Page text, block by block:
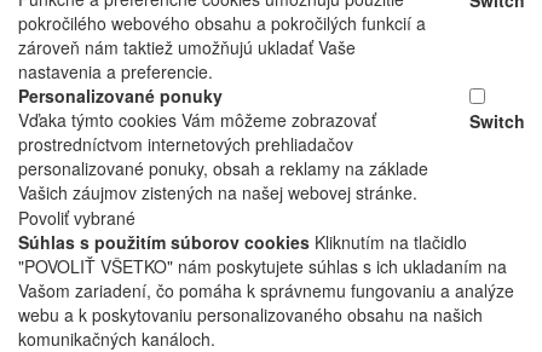
pokročilého webového obsahu a pokročilých funkcií a
zároveň nám taktiež umožňujú ukladať Vaše
nastavenia a preferencie.
Personalizované ponuky
Vďaka týmto cookies Vám môžeme zobrazovať
prostredníctvom internetových prehliadačov
personalizované ponuky, obsah a reklamy na základe
Vašich záujmov zistených na našej webovej stránke.
Switch
Povoliť vybrané
Súhlas s použitím súborov cookies Kliknutím na tlačidlo
"POVOLIŤ VŠETKO" nám poskytujete súhlas s ich ukladaním na
Vašom zariadení, čo pomáha k správnemu fungovaniu a analýze
webu a k poskytovaniu personalizovaného obsahu na našich
komunikačných kanáloch.